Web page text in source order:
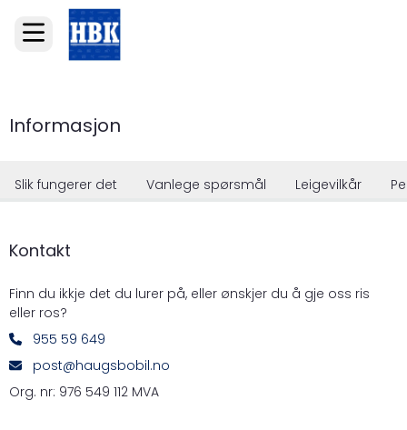
Informasjon
Slik fungerer det Vanlege spørsmål Leigevilkår
Kontakt
Finn du ikkje det du lurer på, eller ønskjer du å gje oss ris
eller ros?
955 59 649
post@haugsbobil.no
Org. nr: 976 549 112 MVA